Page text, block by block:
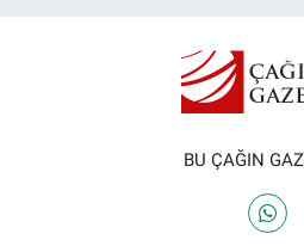
BU ÇAĞIN